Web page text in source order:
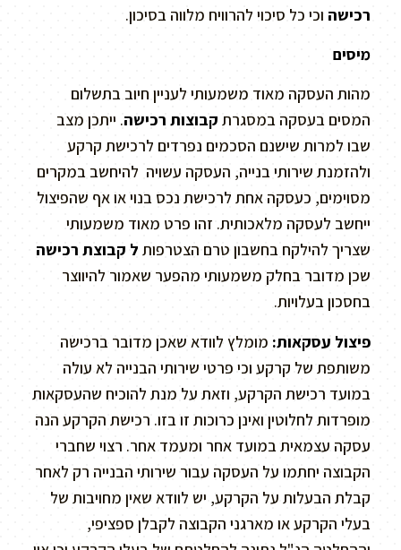
רכישה וכי כל סיכוי להרוויח מלווה בסיכון.
מיסים
מהות העסקה מאוד משמעותי לעניין חיוב בתשלום
המסים בעסקה במסגרת קבוצות רכישה. ייתכן מצב
שבו למרות שישנם הסכמים נפרדים לרכישת קרקע
ולהזמנת שירותי בנייה, העסקה עשויה להיחשב במקרים
מסוימים, כעסקה אחת לרכישת נכס בנוי או אף שהפיצול
ייחשב לעסקה מלאכותית. זהו פרט מאוד משמעותי
שצריך להילקח בחשבון טרם הצטרפות ל קבוצת רכישה
שכן מדובר בחלק משמעותי מהפער שאמור להיווצר
בחסכון בעלויות.
פיצול עסקאות: מומלץ לוודא שאכן מדובר ברכישה
משותפת של קרקע וכי פרטי שירותי הבנייה לא עולה
במועד רכישת הקרקע, וזאת על מנת להוכיח שהעסקאות
מופרדות לחלוטין ואינן כרוכות זו בזו. רכישת הקרקע הנה
עסקה עצמאית במועד אחר ומעמד אחר. רצוי שחברי
הקבוצה יחתמו על העסקה עבור שירותי הבנייה רק לאחר
קבלת הבעלות על הקרקע, יש לוודא שאין מחויבות של
בעלי הקרקע או מארגני הקבוצה לקבלן ספציפי,